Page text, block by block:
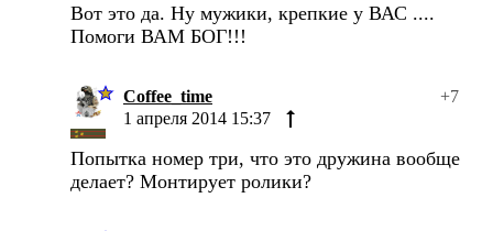
Вот это да. Ну мужики, крепкие у ВАС ....
Помоги ВАМ БОГ!!!
Coffee_time
+7
1 апреля 2014 15:37
Попытка номер три, что это дружина вообще
делает? Монтирует ролики?